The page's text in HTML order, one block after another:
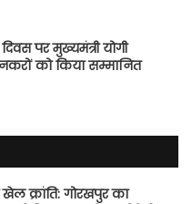
पर मुख्यमंत्री योगी
को किया सम्मानित
क्रांति: गोरखपुर का